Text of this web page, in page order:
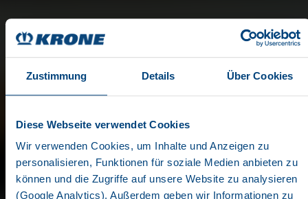
Zustimmung Details Über Cookies
Diese Webseite verwendet Cookies
Wir verwenden Cookies, um Inhalte und Anzeigen zu
personalisieren, Funktionen für soziale Medien anbieten zu
können und die Zugriffe auf unsere Website zu analysieren
(Google Analytics). Außerdem geben wir Informationen zu
APPLICATIONS